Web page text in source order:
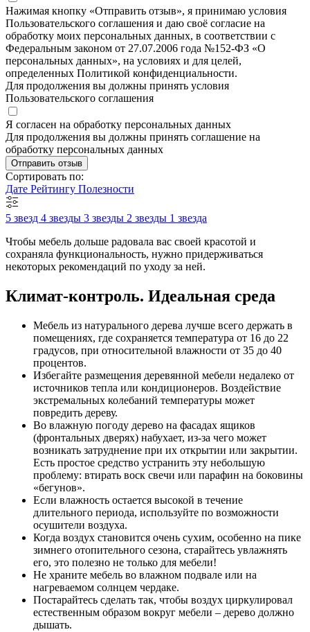
Нажимая кнопку «Отправить отзыв», я принимаю условия
Пользовательского соглашения и даю своё согласие на
обработку моих персональных данных, в соответствии с
Федеральным законом от 27.07.2006 года №152-ФЗ «О
персональных данных», на условиях и для целей,
определенных Политикой конфиденциальности.
Для продолжения вы должны принять условия
Пользовательского соглашения
Я согласен на обработку персональных данных
Для продолжения вы должны принять соглашение на
обработку персональных данных
Отправить отзыв
Сортировать по:
Дате Рейтингу Полезности
5 звезд 4 звезды 3 звезды 2 звезды 1 звезда
Чтобы мебель дольше радовала вас своей красотой и
сохраняла функциональность, нужно придерживаться
некоторых рекомендаций по уходу за ней.
Климат-контроль. Идеальная среда
Мебель из натурального дерева лучше всего держать в
помещениях, где сохраняется температура от 16 до 22
градусов, при относительной влажности от 35 до 40
процентов.
Избегайте размещения деревянной мебели недалеко от
источников тепла или кондиционеров. Воздействие
экстремальных колебаний температуры может
повредить дереву.
Во влажную погоду дерево на фасадах ящиков
(фронтальных дверях) набухает, из-за чего может
возникать затруднение при их открытии или закрытии.
Есть простое средство устранить эту небольшую
проблему: втирать воск свечи или парафин на боковины
«бегунов».
Если влажность остается высокой в течение
длительного периода, используйте по возможности
осушители воздуха.
Когда воздух становится очень сухим, особенно на пике
зимнего отопительного сезона, старайтесь увлажнять
его, это полезно не только для мебели!
Не храните мебель во влажном подвале или на
нагреваемом солнцем чердаке.
Постарайтесь сделать так, чтобы воздух циркулировал
естественным образом вокруг мебели – дерево должно
дышать.